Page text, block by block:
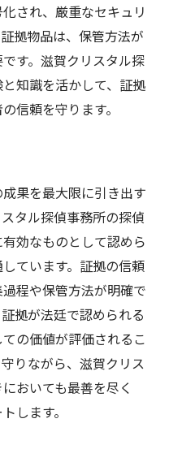
され、厳重なセキュリ
拠物品は、保管方法が
す。滋賀クリスタル探
知識を活かして、証拠
信頼を守ります。
果を最大限に引き出す
タル探偵事務所の探偵
効なものとして認めら
ています。証拠の信頼
程や保管方法が明確で
拠が法廷で認められる
の価値が評価されるこ
りながら、滋賀クリス
おいても最善を尽く
します。